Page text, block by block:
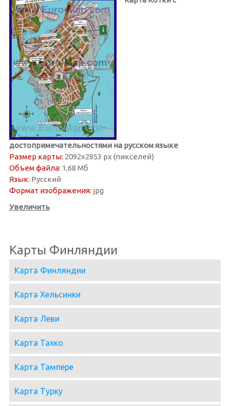
достопримечательностями на русском языке
Размер карты: 2092х2853 px (пикселей)
Объем файла: 1,68 Мб
Язык: Русский
Формат изображения: jpg
Увеличить
Карты Финляндии
Карта Финляндии
Карта Хельсинки
Карта Леви
Карта Тахко
Карта Тампере
Карта Турку